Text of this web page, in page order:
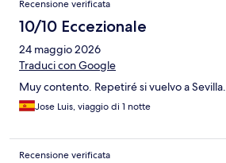
Recensione verificata
10/10 Eccezionale
24 maggio 2026
Traduci con Google
Muy contento. Repetiré si vuelvo a Sevilla.
Jose Luis, viaggio di 1 notte
Recensione verificata